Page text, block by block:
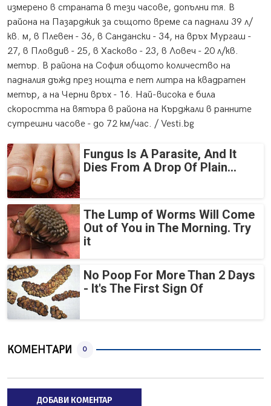
измерено в страната в тези часове, допълни тя. В
района на Пазарджик за същото време са паднали 39 л/
кв. м, в Плевен - 36, в Сандански - 34, на връх Мургаш -
27, в Пловдив - 25, в Хасково - 23, в Ловеч - 20 л/кв.
метър. В района на София общото количество на
падналия дъжд през нощта е пет литра на квадратен
метър, а на Черни връх - 16. Най-висока е била
скоростта на вятъра в района на Кърджали в ранните
сутрешни часове - до 72 км/час. / Vesti.bg
Fungus Is A Parasite, And It
Dies From A Drop Of Plain...
The Lump of Worms Will Come
Out of You in The Morning. Try
it
No Poop For More Than 2 Days
- It's The First Sign Of
КОМЕНТАРИ 0
ДОБАВИ КОМЕНТАР